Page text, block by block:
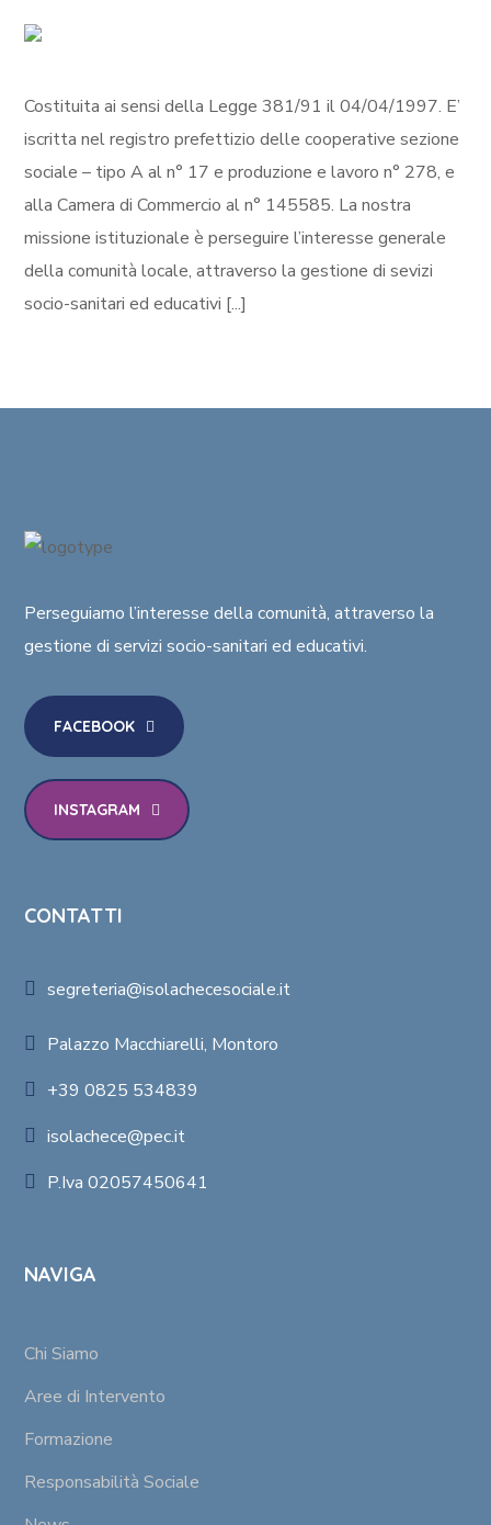
Costituita ai sensi della Legge 381/91 il 04/04/1997. E’
iscritta nel registro prefettizio delle cooperative sezione
sociale – tipo A al n° 17 e produzione e lavoro n° 278, e
alla Camera di Commercio al n° 145585. La nostra
missione istituzionale è perseguire l’interesse generale
della comunità locale, attraverso la gestione di sevizi
socio-sanitari ed educativi [...]
Perseguiamo l’interesse della comunità, attraverso la
gestione di servizi socio-sanitari ed educativi.
FACEBOOK
INSTAGRAM
CONTATTI
segreteria@isolachecesociale.it
Palazzo Macchiarelli, Montoro
+39 0825 534839
isolachece@pec.it
P.Iva 02057450641
NAVIGA
Chi Siamo
Aree di Intervento
Formazione
Responsabilità Sociale